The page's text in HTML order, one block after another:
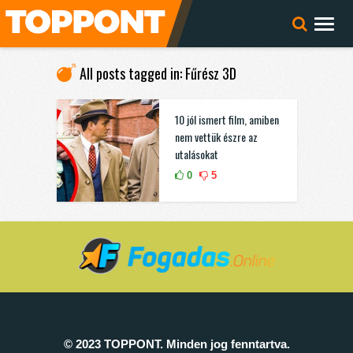
All posts tagged in: Fűrész 3D
10 jól ismert film, amiben
nem vettük észre az
utalásokat
0 5
© 2023 TOPPONT. Minden jog fenntartva.